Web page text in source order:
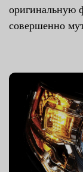
оригинальную
совершенно